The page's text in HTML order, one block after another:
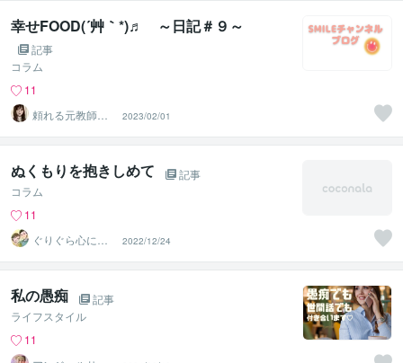
幸せFOOD(´艸｀*)♬ ～日記＃９～
記事
コラム
11
頼れる元教師✨
そら✨寄り添い
人
2023/02/01
ぬくもりを抱きしめて
記事
コラム
11
ぐりぐら心に寄
り添うメンタル
ケアルーム♡
2022/12/24
私の愚痴
記事
ライフスタイル
11